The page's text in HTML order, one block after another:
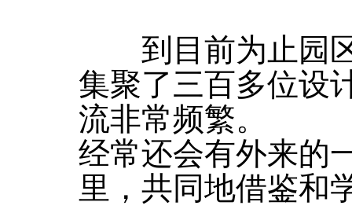
到目前为止园区
集聚了三百多位设
流非常频繁。
经常还会有外来的
里，共同地借鉴和